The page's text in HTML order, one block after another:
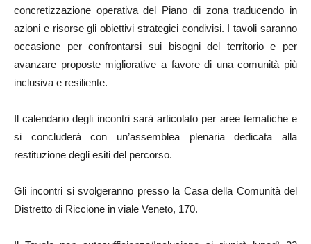
concretizzazione operativa del Piano di zona traducendo in
azioni e risorse gli obiettivi strategici condivisi. I tavoli saranno
occasione per confrontarsi sui bisogni del territorio e per
avanzare proposte migliorative a favore di una comunità più
inclusiva e resiliente.
Il calendario degli incontri sarà articolato per aree tematiche e
si concluderà con un’assemblea plenaria dedicata alla
restituzione degli esiti del percorso.
Gli incontri si svolgeranno presso la Casa della Comunità del
Distretto di Riccione in viale Veneto, 170.